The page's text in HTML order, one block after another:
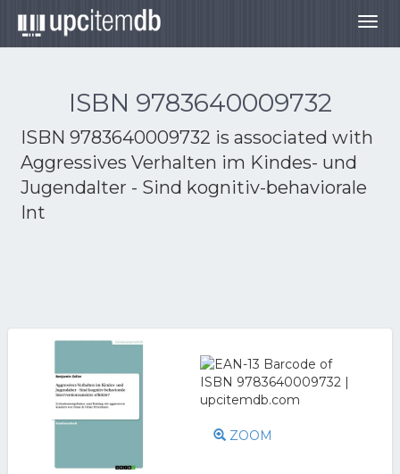
ISBN 9783640009732
ISBN 9783640009732 is associated with
Aggressives Verhalten im Kindes- und
Jugendalter - Sind kognitiv-behaviorale
Int
ZOOM